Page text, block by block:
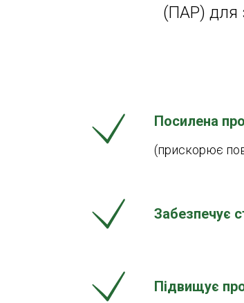
(ПАР) для
Посилена
(прискорює
Забезпечує
Підвищує